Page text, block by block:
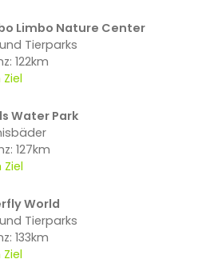
Limbo Nature Center
Tierparks
122km
Water Park
127km
Ziel
World
Tierparks
133km